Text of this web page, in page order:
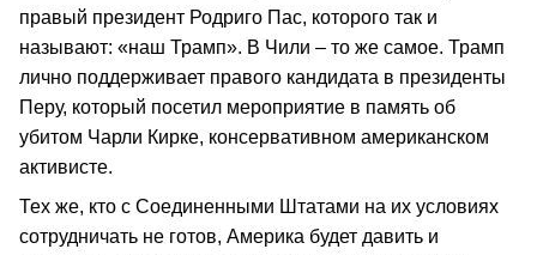
правый президент Родриго Пас, которого так и
называют: «наш Трамп». В Чили – то же самое. Трамп
лично поддерживает правого кандидата в президенты
Перу, который посетил мероприятие в память об
убитом Чарли Кирке, консервативном американском
активисте.
Тех же, кто с Соединенными Штатами на их условиях
сотрудничать не готов, Америка будет давить и